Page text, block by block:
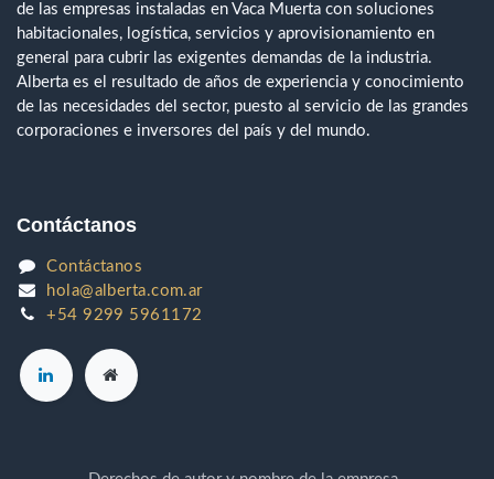
de las empresas instaladas en Vaca Muerta con soluciones
habitacionales, logística, servicios y aprovisionamiento en
general para cubrir las exigentes demandas de la industria.
Alberta es el resultado de años de experiencia y conocimiento
de las necesidades del sector, puesto al servicio de las grandes
corporaciones e inversores del país y del mundo.
Contáctanos
Contáctanos
hola@alberta.com.ar
+54 9299 5961172